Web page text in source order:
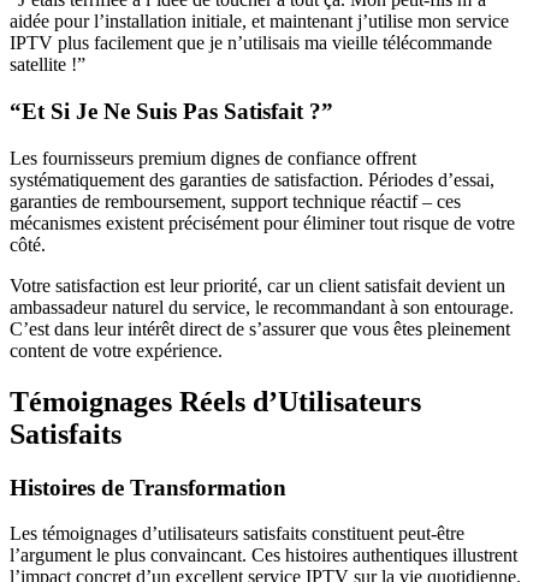
aidée pour l’installation initiale, et maintenant j’utilise mon service
IPTV plus facilement que je n’utilisais ma vieille télécommande
satellite !”
“Et Si Je Ne Suis Pas Satisfait ?”
Les fournisseurs premium dignes de confiance offrent
systématiquement des garanties de satisfaction. Périodes d’essai,
garanties de remboursement, support technique réactif – ces
mécanismes existent précisément pour éliminer tout risque de votre
côté.
Votre satisfaction est leur priorité, car un client satisfait devient un
ambassadeur naturel du service, le recommandant à son entourage.
C’est dans leur intérêt direct de s’assurer que vous êtes pleinement
content de votre expérience.
Témoignages Réels d’Utilisateurs
Satisfaits
Histoires de Transformation
Les témoignages d’utilisateurs satisfaits constituent peut-être
l’argument le plus convaincant. Ces histoires authentiques illustrent
l’impact concret d’un excellent service IPTV sur la vie quotidienne.